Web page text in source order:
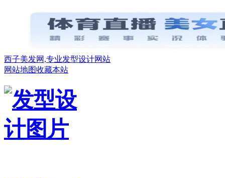
西子美发网,专业发型设计网站
网站地图收藏本站